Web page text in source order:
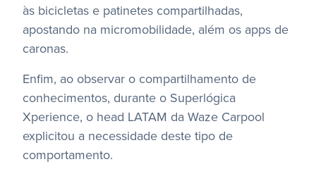
às bicicletas e patinetes compartilhadas,
apostando na micromobilidade, além os apps de
caronas.
Enfim, ao observar o compartilhamento de
conhecimentos, durante o Superlógica
Xperience, o head LATAM da Waze Carpool
explicitou a necessidade deste tipo de
comportamento.